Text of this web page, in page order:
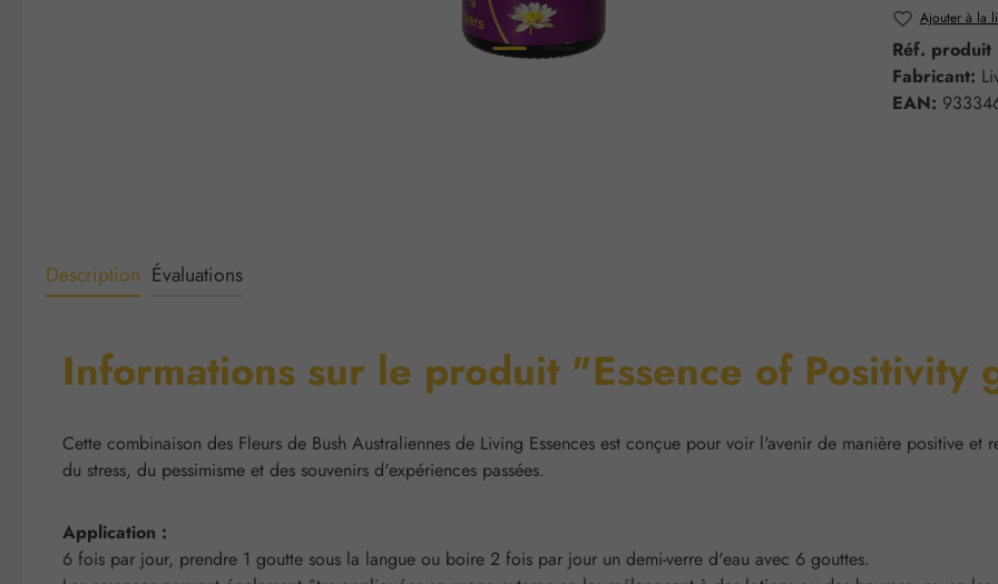
Ajouter à la
Réf. produit
Fabricant:
EAN:
Description Évaluations
Informations sur le produit "Essence of Positivity
Cette combinaison des Fleurs de Bush Australiennes de Living Essences est conçue pour voir l'avenir de manière positive et
du stress, du pessimisme et des souvenirs d'expériences passées.
Application :
6 fois par jour, prendre 1 goutte sous la langue ou boire 2 fois par jour un demi-verre d'eau avec 6 gouttes.